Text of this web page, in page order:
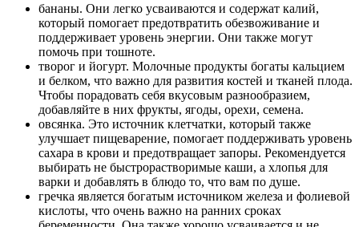
бананы. Они легко усваиваются и содержат калий,
который помогает предотвратить обезвоживание и
поддерживает уровень энергии. Они также могут
помочь при тошноте.
творог и йогурт. Молочные продукты богаты кальцием
и белком, что важно для развития костей и тканей плода.
Чтобы порадовать себя вкусовым разнообразием,
добавляйте в них фрукты, ягоды, орехи, семена.
овсянка. Это источник клетчатки, который также
улучшает пищеварение, помогает поддерживать уровень
сахара в крови и предотвращает запоры. Рекомендуется
выбирать не быстрорастворимые каши, а хлопья для
варки и добавлять в блюдо то, что вам по душе.
гречка является богатым источником железа и фолиевой
кислоты, что очень важно на ранних сроках